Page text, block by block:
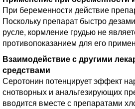
При беременности действие
Поскольку препарат быстро
русле, кормление грудью не
противопоказанием для его
Взаимодействие с другими
средствами
Серотонин потенцирует эффект
снотворных и анальгезирующих
вводится вместе с препаратами